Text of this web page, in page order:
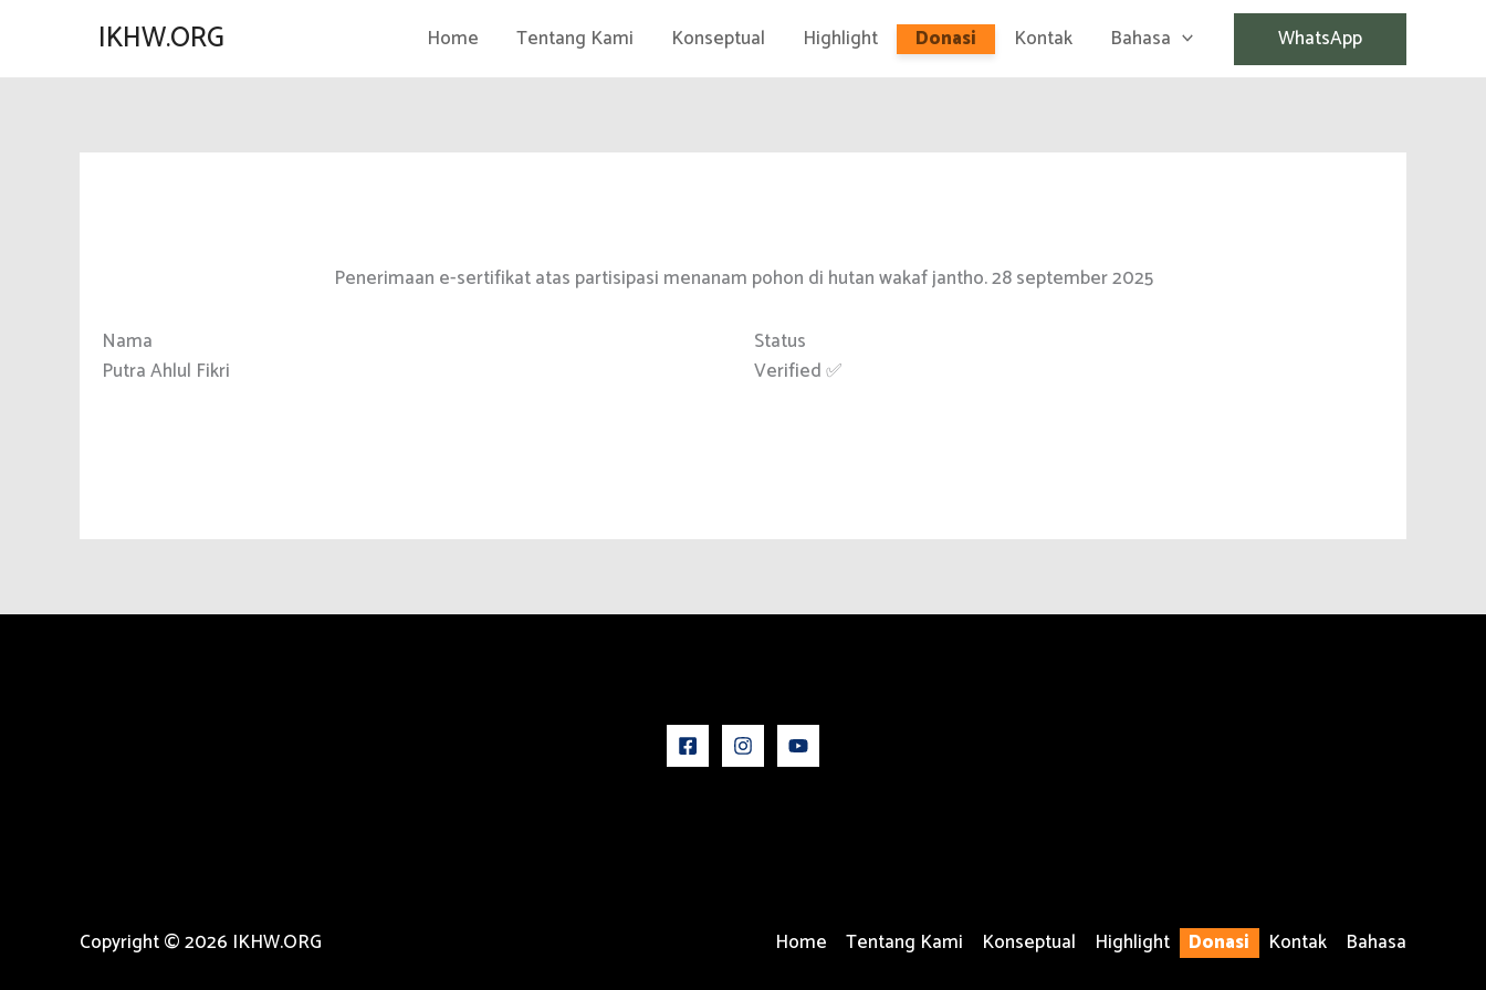
konten
IKHW.ORG Home Tentang Kami Konseptual Highlight Donasi Kontak Bahasa WhatsApp
Penerimaan e-sertifikat atas partisipasi menanam pohon di hutan wakaf jantho. 28 september 2025
Nama
Putra Ahlul Fikri
Status
Verified ✅
Copyright © 2026 IKHW.ORG Home Tentang Kami Konseptual Highlight Donasi Kontak Bahasa